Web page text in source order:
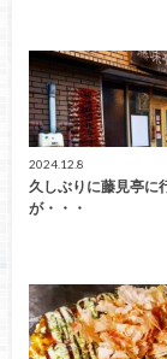
2024.12.8
久しぶりに藤見亭に
が・・・